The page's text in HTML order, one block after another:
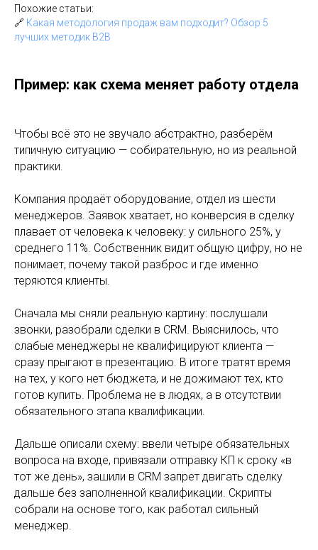
Похожие статьи:
🔗 Какая методология продаж вам подходит? Обзор 5
лучших методик B2B
Пример: как схема меняет работу отдела
Чтобы всё это не звучало абстрактно, разберём
типичную ситуацию — собирательную, но из реальной
практики.
Компания продаёт оборудование, отдел из шести
менеджеров. Заявок хватает, но конверсия в сделку
плавает от человека к человеку: у сильного 25%, у
среднего 11%. Собственник видит общую цифру, но не
понимает, почему такой разброс и где именно
теряются клиенты.
Сначала мы сняли реальную картину: послушали
звонки, разобрали сделки в CRM. Выяснилось, что
слабые менеджеры не квалифицируют клиента —
сразу прыгают в презентацию. В итоге тратят время
на тех, у кого нет бюджета, и не дожимают тех, кто
готов купить. Проблема не в людях, а в отсутствии
обязательного этапа квалификации.
Дальше описали схему: ввели четыре обязательных
вопроса на входе, привязали отправку КП к сроку «в
тот же день», зашили в CRM запрет двигать сделку
дальше без заполненной квалификации. Скрипты
собрали на основе того, как работал сильный
менеджер.